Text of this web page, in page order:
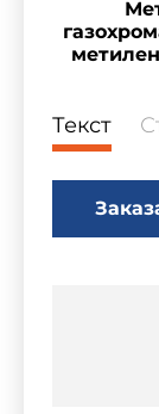
Текст